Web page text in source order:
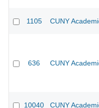
1105 CUNY
636 CUNY
10040 CUNY